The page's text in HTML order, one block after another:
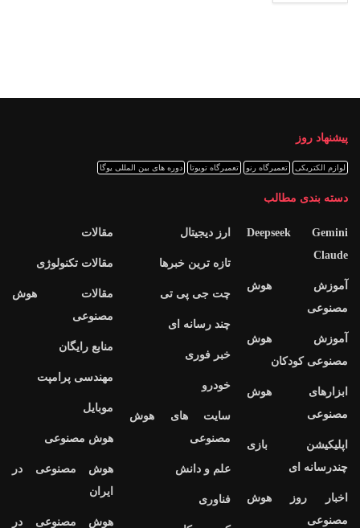
پیشنهاد روز
لوازم الکتریکی تعمیرگاه رنو تعمیرگاه تویوتا دوره های بین المللی یوگا
دسته بندی مطالب
Deepseek Gemini
Claude
آموزش هوش
مصنوعی
آموزش هوش
مصنوعی کودکان
ابزارهای هوش
مصنوعی
اپلیکیشن بازی
چندرسانه ای
اخبار روز هوش
مصنوعی
ارز دیجیتال
تازه ترین خبرها
چت جی پی تی
چند رسانه ای
خبر فوری
خودرو
سایت های هوش
مصنوعی
علم و دانش
فناوری
مقالات
مقالات تکنولوژی
مقالات هوش
مصنوعی
منابع رایگان
مهندسی پرامپت
موبایل
هوش مصنوعی
هوش مصنوعی در
ایران
هوش مصنوعی در